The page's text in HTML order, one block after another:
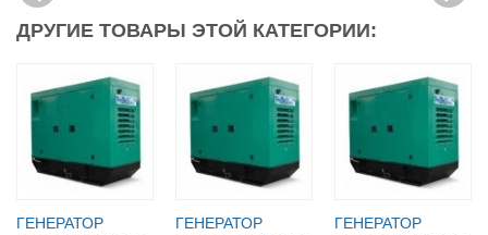
ДРУГИЕ ТОВАРЫ ЭТОЙ КАТЕГОРИИ:
ГЕНЕРАТОР
ГЕНЕРАТОР
ГЕНЕРАТОР